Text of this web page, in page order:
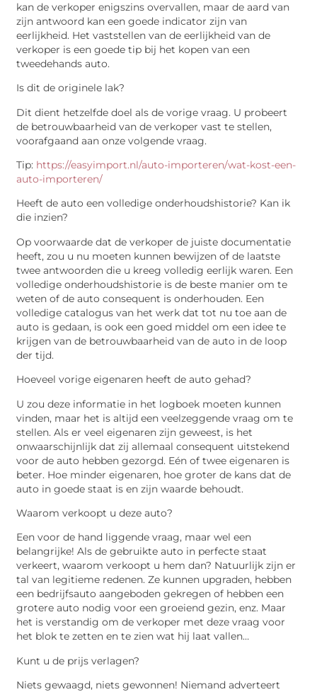
kan de verkoper enigszins overvallen, maar de aard van
zijn antwoord kan een goede indicator zijn van
eerlijkheid. Het vaststellen van de eerlijkheid van de
verkoper is een goede tip bij het kopen van een
tweedehands auto.
Is dit de originele lak?
Dit dient hetzelfde doel als de vorige vraag. U probeert
de betrouwbaarheid van de verkoper vast te stellen,
voorafgaand aan onze volgende vraag.
Tip: https://easyimport.nl/auto-importeren/wat-kost-een-
auto-importeren/
Heeft de auto een volledige onderhoudshistorie? Kan ik
die inzien?
Op voorwaarde dat de verkoper de juiste documentatie
heeft, zou u nu moeten kunnen bewijzen of de laatste
twee antwoorden die u kreeg volledig eerlijk waren. Een
volledige onderhoudshistorie is de beste manier om te
weten of de auto consequent is onderhouden. Een
volledige catalogus van het werk dat tot nu toe aan de
auto is gedaan, is ook een goed middel om een idee te
krijgen van de betrouwbaarheid van de auto in de loop
der tijd.
Hoeveel vorige eigenaren heeft de auto gehad?
U zou deze informatie in het logboek moeten kunnen
vinden, maar het is altijd een veelzeggende vraag om te
stellen. Als er veel eigenaren zijn geweest, is het
onwaarschijnlijk dat zij allemaal consequent uitstekend
voor de auto hebben gezorgd. Eén of twee eigenaren is
beter. Hoe minder eigenaren, hoe groter de kans dat de
auto in goede staat is en zijn waarde behoudt.
Waarom verkoopt u deze auto?
Een voor de hand liggende vraag, maar wel een
belangrijke! Als de gebruikte auto in perfecte staat
verkeert, waarom verkoopt u hem dan? Natuurlijk zijn er
tal van legitieme redenen. Ze kunnen upgraden, hebben
een bedrijfsauto aangeboden gekregen of hebben een
grotere auto nodig voor een groeiend gezin, enz. Maar
het is verstandig om de verkoper met deze vraag voor
het blok te zetten en te zien wat hij laat vallen…
Kunt u de prijs verlagen?
Niets gewaagd, niets gewonnen! Niemand adverteert